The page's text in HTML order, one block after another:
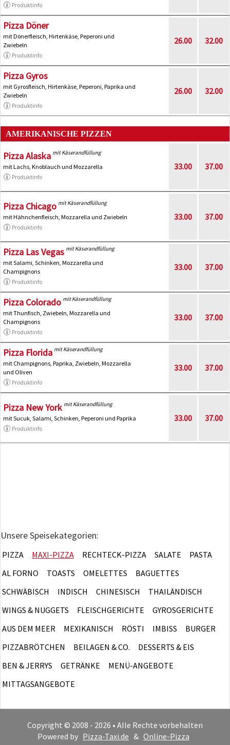
Produktinfo
Pizza Döner
mit Dönerfleisch, Hirtenkäse, Peperoni und
Zwiebeln
Produktinfo
26.00 32.00
Pizza Gyros
mit Gyrosfleisch, Hirtenkäse, Peperoni, Paprika und
Zwiebeln
Produktinfo
26.00 32.00
AMERIKANISCHE PIZZEN
Pizza Alaska mit Käserandfüllung
mit Lachs, Knoblauch und Mozzarella
Produktinfo
33.00 37.00
Pizza Chicago mit Käserandfüllung
mit Hähnchenfleisch, Mozzarella und Zwiebeln
Produktinfo
33.00 37.00
Pizza Las Vegas mit Käserandfüllung
mit Salami, Schinken, Mozzarella und
Champignons
Produktinfo
33.00 37.00
Pizza Colorado mit Käserandfüllung
mit Thunfisch, Zwiebeln, Mozzarella und
Champignons
Produktinfo
33.00 37.00
Pizza Florida mit Käserandfüllung
mit Champignons, Paprika, Zwiebeln, Mozzarella
und Oliven
Produktinfo
33.00 37.00
Pizza New York mit Käserandfüllung
mit Sucuk, Salami, Schinken, Peperoni und Paprika
Produktinfo
33.00 37.00
Unsere Speisekategorien:
PIZZA MAXI-PIZZA RECHTECK-PIZZA SALATE
PASTA
AL FORNO
TOASTS OMELETTES
BAGUETTES
SCHWÄBISCH
INDISCH CHINESISCH
THAILÄNDISCH
WINGS & NUGGETS
FLEISCHGERICHTE
GYROSGERICHTE
AUS DEM MEER
MEXIKANISCH RÖSTI IMBISS
BURGER
PIZZABRÖTCHEN
BEILAGEN & CO.
DESSERTS & EIS
BEN & JERRYS
GETRÄNKE
MENÜ-ANGEBOTE
MITTAGSANGEBOTE
Copyright © 2008 - 2026 • Alle Rechte vorbehalten
Powered by Pizza-Taxi.de & Online-Pizza